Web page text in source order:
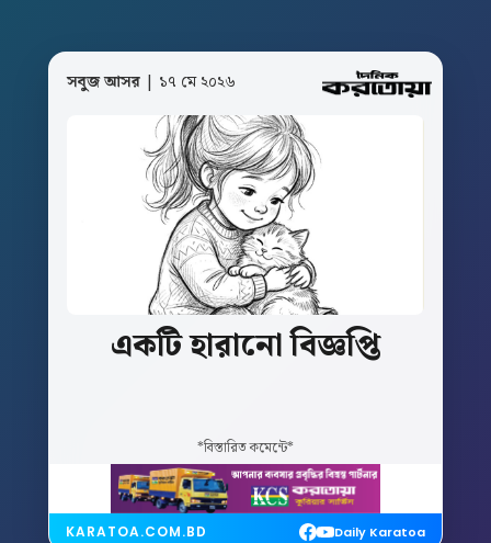
সবুজ আসর | ১৭ মে ২০২৬
একটিহারানোবিজ্ঞপ্তি
*বিস্তারিত কমেন্টে*
KARATOA.COM.BD Daily Karatoa